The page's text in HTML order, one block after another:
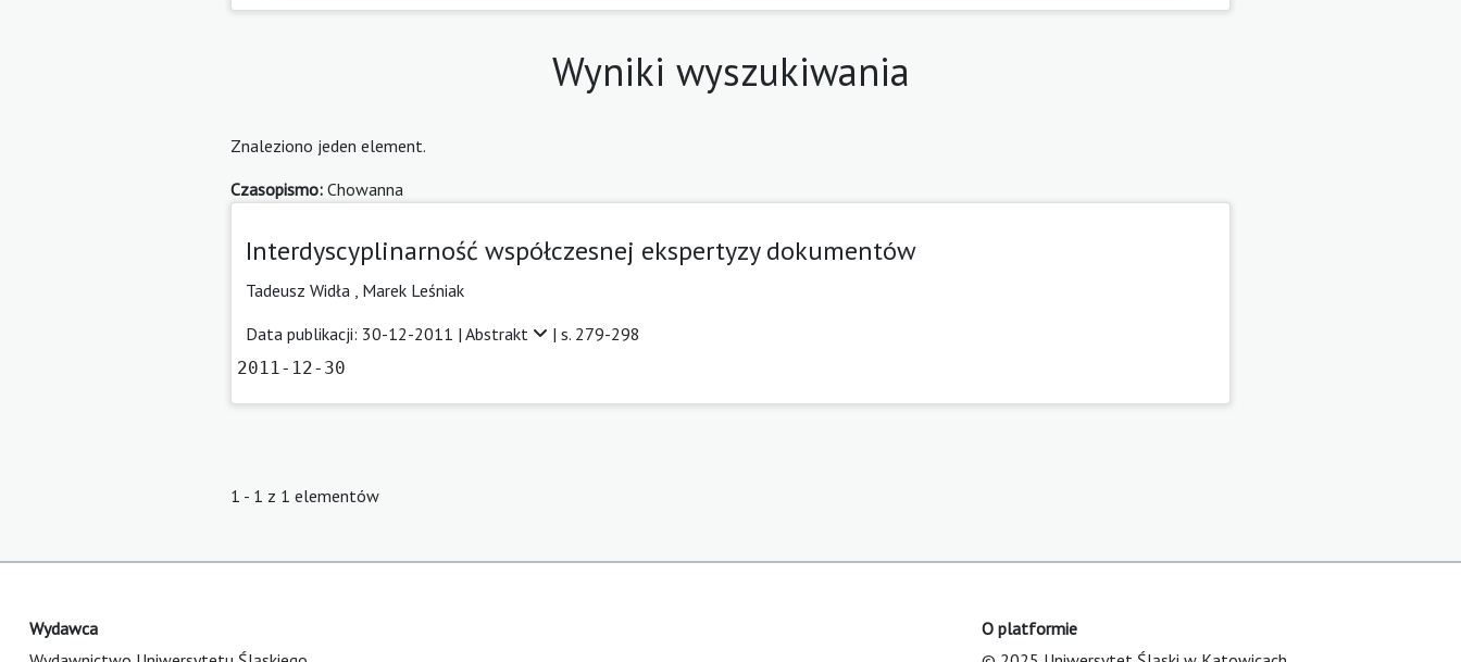
Wyniki wyszukiwania
Znaleziono jeden element.
Czasopismo: Chowanna
Interdyscyplinarność współczesnej ekspertyzy dokumentów
Tadeusz Widła , Marek Leśniak
Data publikacji: 30-12-2011 | Abstrakt | s. 279-298
2011-12-30
1 - 1 z 1 elementów
Wydawca
O platformie